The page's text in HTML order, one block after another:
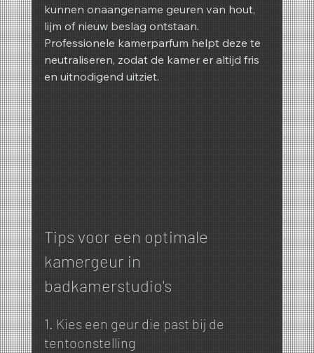
kunnen onaangename geuren van hout,
lijm of nieuw beslag ontstaan.
Professionele kamerparfum helpt deze te
neutraliseren, zodat de kamer er altijd fris
en uitnodigend uitziet.
Tips voor een optimale
kamergeur in
badkamerstudio's
1. Kies een geur die past bij de
tentoonstelling